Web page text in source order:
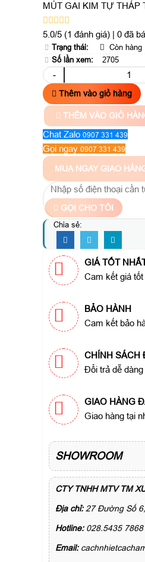
MÚT GAI KIM TỰ THÁP
5.0/5 (1 đánh giá) | 0 đã
Trạng thái:
Còn hàng
Số lần xem:
2705
-
Thêm vào giỏ hàng
THÊM VÀO GIỎ
Chat Zalo 0907 331 439
Gọi ngay 0907 331 439
MUA NGAY GIAO
GỌI CHO TÔI
Chia sẻ:
GIÁ TỐT
Cam kết giá
BẢO HÀNH
Cam kết bảo
CHÍNH SÁCH
Đổi trả dễ
GIAO HÀNG
Giao hàng tại
SHOWROOM
CTY TNHH MTV TM
Địa chỉ:27 Đường Số 6,
Hotline: 028.5435
Email: